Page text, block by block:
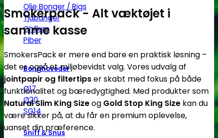
Olie Bonger / Rigs
Tjubanger
Chillum
Piber
Bonghoveder
Ø17
Ø20
SG14
Sniff & Snus
vare
har
flere
varianter.
Mulighederne
kan
vælges
på
varesiden
Smokerpack - Alt væktøjet i
samme kasse
SmokersPack er mere end bare en praktisk løsning –
det er også et miljøbevidst valg. Vores udvalg af
jointpapir og filtertipser skabt med fokus på både
funktionalitet og bæredygtighed. Med produkter som
Natural Slim King Sizeog Gold Stop King Size kan du
være sikker på, at du får en premium oplevelse,
uanset din præference.